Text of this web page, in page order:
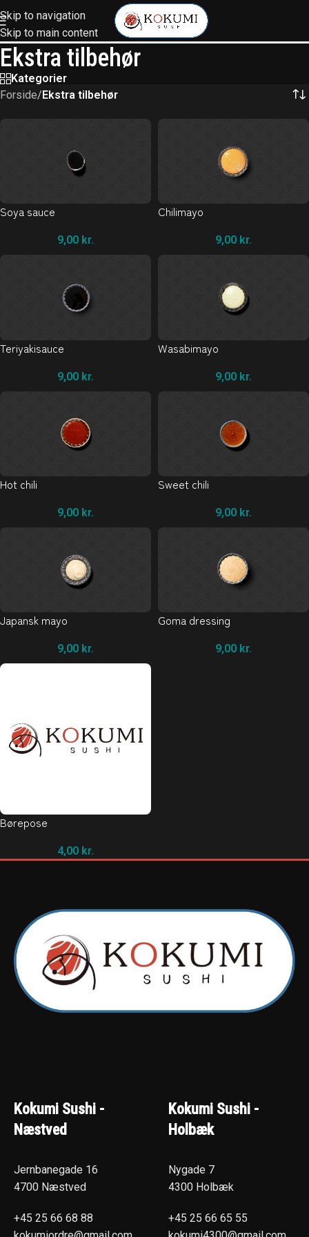
Skip to navigation
Skip to main content
Ekstra tilbehør
Kategorier
Forside/Ekstra tilbehør
Soya sauce
9,00 kr.
Chilimayo
9,00 kr.
Teriyakisauce
9,00 kr.
Wasabimayo
9,00 kr.
Hot chili
9,00 kr.
Sweet chili
9,00 kr.
Japansk mayo
9,00 kr.
Goma dressing
9,00 kr.
Børepose
4,00 kr.
Kokumi Sushi -
Næstved
Jernbanegade 16
4700 Næstved
+45 25 66 68 88
Kokumi Sushi -
Holbæk
Nygade 7
4300 Holbæk
+45 25 66 65 55